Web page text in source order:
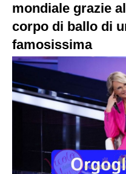
mondiale grazie
corpo di ballo di
famosissima